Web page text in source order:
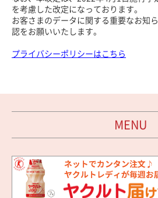
を考慮した改定になっております。
お客さまのデータに関する重要なお知
認をお願いいたします。
プライバシーポリシーはこちら
MENU